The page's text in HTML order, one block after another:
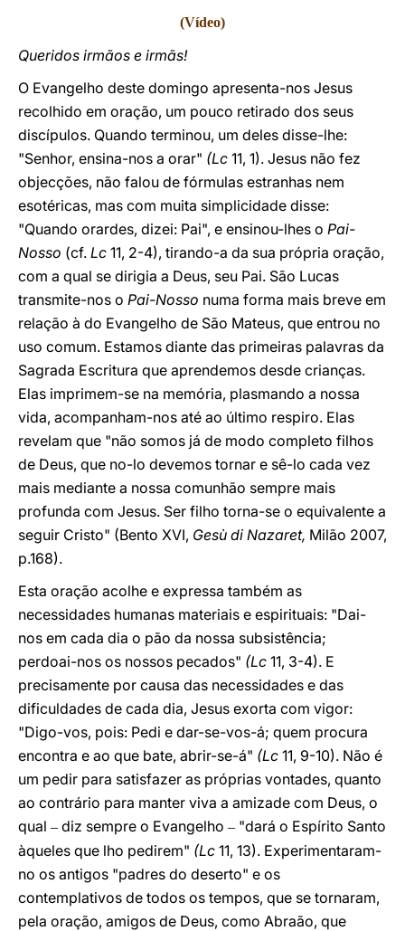
(Vídeo)
Queridos irmãos e irmãs!
O Evangelho deste domingo apresenta-nos Jesus
recolhido em oração, um pouco retirado dos seus
discípulos. Quando terminou, um deles disse-lhe:
"Senhor, ensina-nos a orar" (Lc 11, 1). Jesus não fez
objecções, não falou de fórmulas estranhas nem
esotéricas, mas com muita simplicidade disse:
"Quando orardes, dizei: Pai", e ensinou-lhes o Pai-
Nosso (cf. Lc 11, 2-4), tirando-a da sua própria oração,
com a qual se dirigia a Deus, seu Pai. São Lucas
transmite-nos o Pai-Nosso numa forma mais breve em
relação à do Evangelho de São Mateus, que entrou no
uso comum. Estamos diante das primeiras palavras da
Sagrada Escritura que aprendemos desde crianças.
Elas imprimem-se na memória, plasmando a nossa
vida, acompanham-nos até ao último respiro. Elas
revelam que "não somos já de modo completo filhos
de Deus, que no-lo devemos tornar e sê-lo cada vez
mais mediante a nossa comunhão sempre mais
profunda com Jesus. Ser filho torna-se o equivalente a
seguir Cristo" (Bento XVI, Gesù di Nazaret, Milão 2007,
p.168).
Esta oração acolhe e expressa também as
necessidades humanas materiais e espirituais: "Dai-
nos em cada dia o pão da nossa subsistência;
perdoai-nos os nossos pecados" (Lc 11, 3-4). E
precisamente por causa das necessidades e das
dificuldades de cada dia, Jesus exorta com vigor:
"Digo-vos, pois: Pedi e dar-se-vos-á; quem procura
encontra e ao que bate, abrir-se-á" (Lc 11, 9-10). Não é
um pedir para satisfazer as próprias vontades, quanto
ao contrário para manter viva a amizade com Deus, o
qual – diz sempre o Evangelho – "dará o Espírito Santo
àqueles que lho pedirem" (Lc 11, 13). Experimentaram-
no os antigos "padres do deserto" e os
contemplativos de todos os tempos, que se tornaram,
pela oração, amigos de Deus, como Abraão, que